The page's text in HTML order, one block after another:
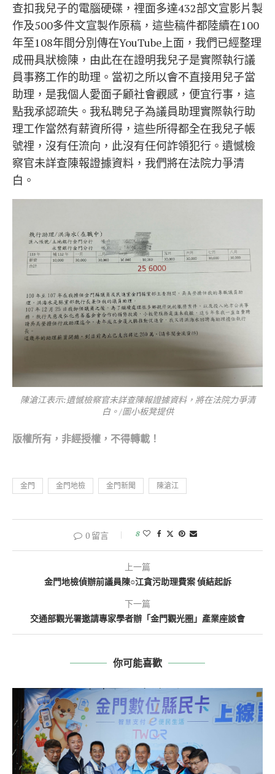
查扣我兒子的電腦硬碟，𥚃面多達432部文宣影片製
作及500多件文宣製作原稿，這些稿件都陸續在100
年至108年間分別傳在YouTube上面，我們已經整理
成冊具狀檢陳，由此在在證明我兒子是實際執行議
員事務工作的助理。當初之所以會不直接用兒子當
助理，是我個人愛面子顧社會觀感，便宜行事，這
點我承認疏失。我私聘兒子為議員助理實際執行助
理工作當然有薪資所得，這些所得都全在我兒子帳
號𥚃，沒有任流向，此沒有任何詐領犯行。遺憾檢
察官未詳查陳報證據資料，我們將在法院力爭清
白。
陳滄江表示:遺憾檢察官未詳查陳報證據資料，將在法院力爭清
白。/圖小板凳提供
版權所有，非經授權，不得轉載！
金門 金門地檢 金門新聞 陳滄江
0 留言 8
上一篇
金門地檢偵辦前議員陳○江貪污助理費案 偵結起訴
下一篇
交通部觀光署邀請專家學者辦「金門觀光圈」產業座談會
你可能喜歡